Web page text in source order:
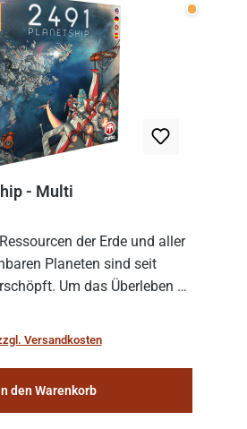
Wenige
- Multi
der Erde und aller
Planeten sind seit
Um das Überleben zu
sogenannten
Auf diesen
Versandkosten
den Warenkorb